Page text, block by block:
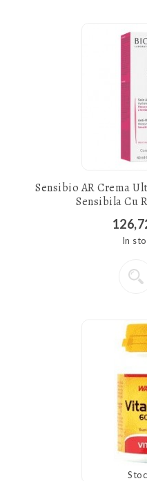
Sensibio AR Crema
Sensibila Cu
In